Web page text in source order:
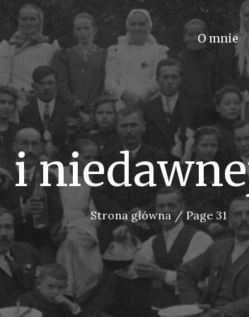
O mnie
i
Strona główna Page 31